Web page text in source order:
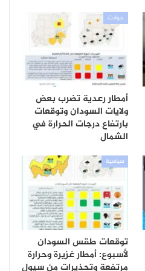
حوادث
أمطار رعدية تضرب بعض
ولايات السودان وتوقعات
بارتفاع درجات الحرارة في
الشمال
سياسية
توقعات طقس السودان
لأسبوع: أمطار غزيرة وحرارة
مرتفعة وتحذيرات من سيول